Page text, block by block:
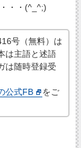
・・(^_^;)
号（無料）は
は主語と述語
は随時登録受
公式FB
をご